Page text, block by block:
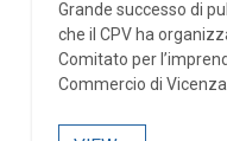
Grande successo di
che il CPV ha
Comitato per
Commercio di Vicenza